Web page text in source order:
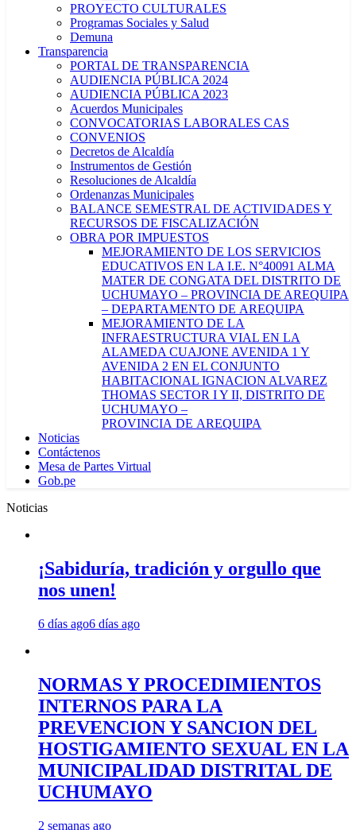
PROYECTO CULTURALES
Programas Sociales y Salud
Demuna
Transparencia
PORTAL DE TRANSPARENCIA
AUDIENCIA PÚBLICA 2024
AUDIENCIA PÚBLICA 2023
Acuerdos Municipales
CONVOCATORIAS LABORALES CAS
CONVENIOS
Decretos de Alcaldía
Instrumentos de Gestión
Resoluciones de Alcaldía
Ordenanzas Municipales
BALANCE SEMESTRAL DE ACTIVIDADES Y
RECURSOS DE FISCALIZACIÓN
OBRA POR IMPUESTOS
MEJORAMIENTO DE LOS SERVICIOS
EDUCATIVOS EN LA I.E. N°40091 ALMA
MATER DE CONGATA DEL DISTRITO DE
UCHUMAYO – PROVINCIA DE AREQUIPA
– DEPARTAMENTO DE AREQUIPA
MEJORAMIENTO DE LA
INFRAESTRUCTURA VIAL EN LA
ALAMEDA CUAJONE AVENIDA 1 Y
AVENIDA 2 EN EL CONJUNTO
HABITACIONAL IGNACION ALVAREZ
THOMAS SECTOR I Y II, DISTRITO DE
UCHUMAYO –
PROVINCIA DE AREQUIPA
Noticias
Contáctenos
Mesa de Partes Virtual
Gob.pe
Noticias
¡Sabiduría, tradición y orgullo que
nos unen!
6 días ago6 días ago
NORMAS Y PROCEDIMIENTOS
INTERNOS PARA LA
PREVENCION Y SANCION DEL
HOSTIGAMIENTO SEXUAL EN LA
MUNICIPALIDAD DISTRITAL DE
UCHUMAYO
2 semanas ago